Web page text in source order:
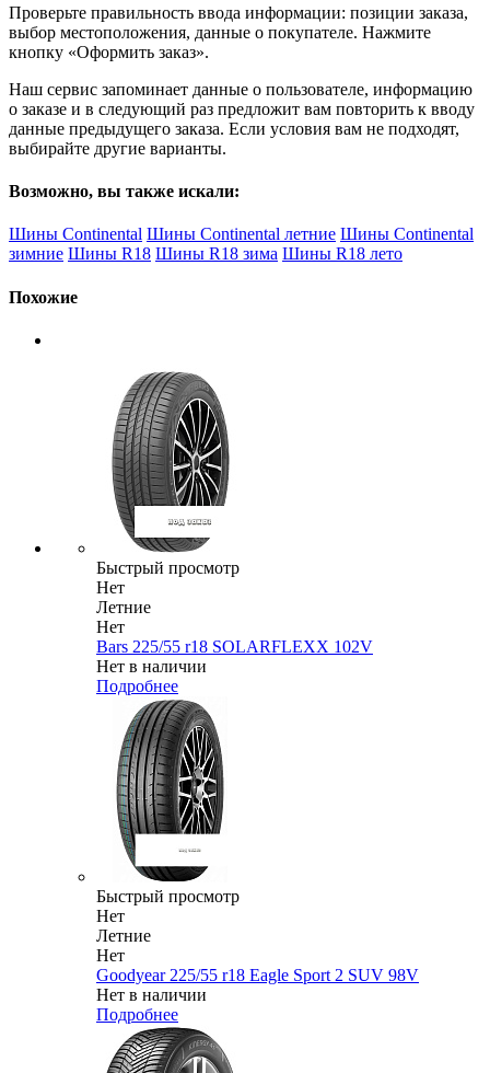
Проверьте правильность ввода информации: позиции заказа,
выбор местоположения, данные о покупателе. Нажмите
кнопку «Оформить заказ».
Наш сервис запоминает данные о пользователе, информацию
о заказе и в следующий раз предложит вам повторить к вводу
данные предыдущего заказа. Если условия вам не подходят,
выбирайте другие варианты.
Возможно, вы также искали:
Шины Continental Шины Continental летние Шины Continental
зимние Шины R18 Шины R18 зима Шины R18 лето
Похожие
Быстрый просмотр
Нет
Летние
Нет
Bars 225/55 r18 SOLARFLEXX 102V
Нет в наличии
Подробнее
Быстрый просмотр
Нет
Летние
Нет
Goodyear 225/55 r18 Eagle Sport 2 SUV 98V
Нет в наличии
Подробнее